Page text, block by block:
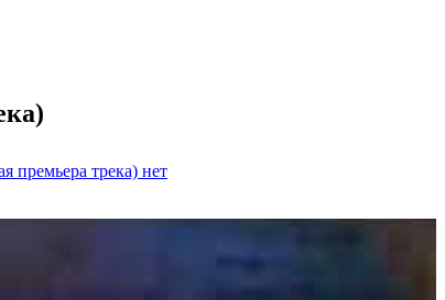
премьера трека) нет